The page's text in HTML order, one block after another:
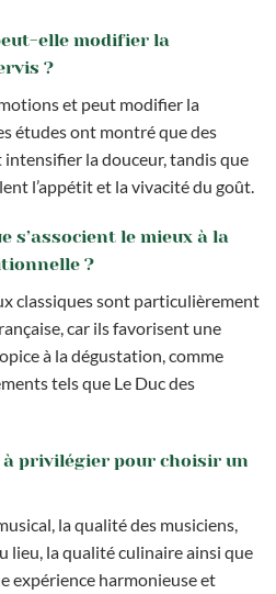
elle modifier la
?
et peut modifier la
études ont montré que des
intensifier la douceur, tandis que
l’appétit et la vivacité du goût.
s’associent le mieux à la
?
classiques sont particulièrement
car ils favorisent une
à la dégustation, comme
tels que Le Duc des
privilégier pour choisir un
la qualité des musiciens,
lieu, la qualité culinaire ainsi que
expérience harmonieuse et